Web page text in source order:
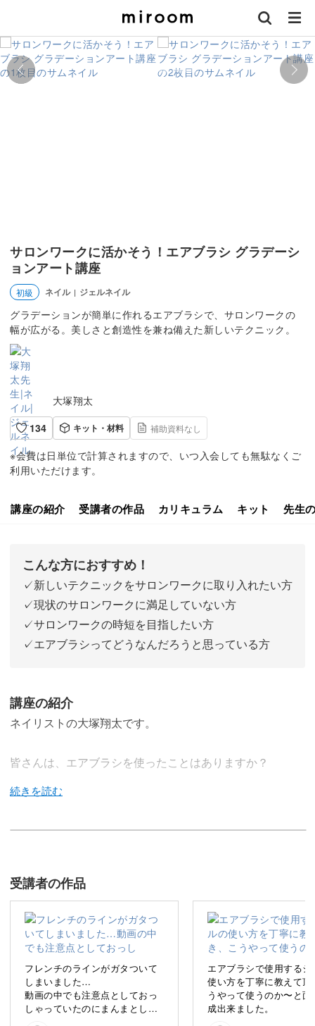
サロンワークに活かそう！エアブラシ グラデーシ
ョンアート講座
初級 ネイル | ジェルネイル
グラデーションが簡単に作れるエアブラシで、サロンワークの
幅が広がる。美しさと創造性を兼ね備えた新しいテクニック。
大塚翔太
134
キット・材料 補助資料なし
※会費は日単位で計算されますので、いつ入会しても無駄なくご
利用いただけます。
講座の紹介 受講者の作品 カリキュラム キット 先生
こんな方におすすめ！
✓新しいテクニックをサロンワークに取り入れたい方
✓現状のサロンワークに満足していない方
✓サロンワークの時短を目指したい方
✓エアブラシってどうなんだろうと思っている方
講座の紹介
ネイリストの大塚翔太です。
皆さんは、エアブラシを使ったことはありますか？
持っているけど使わなくなってしまった方、エアブラシは
サロンワークに活かすエアブラシテクニックをマスターす
る講座です。
エアブラシって便利で簡単、というイメージに変わるよ
受講者の作品
フレンチのラインがガタついて
しまいました…
動画の中でも注意点としておっ
しゃっていたのにまんまとして
エアブラシで使用するシ
使い方を丁寧に教えて頂
うやって使うのか〜と面
成出来ました。